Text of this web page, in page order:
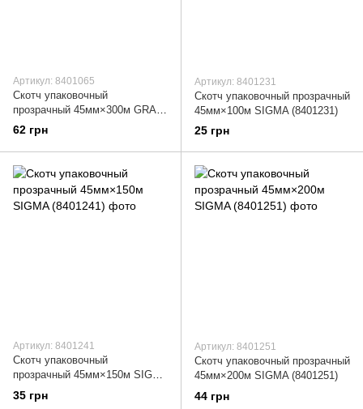
Артикул: 8401065
Скотч упаковочный
прозрачный 45мм×300м GRAD
(8401065)
62 грн
Артикул: 8401231
Скотч упаковочный прозрачный
45мм×100м SIGMA (8401231)
25 грн
Артикул: 8401241
Скотч упаковочный
прозрачный 45мм×150м SIGMA
(8401241)
35 грн
Артикул: 8401251
Скотч упаковочный прозрачный
45мм×200м SIGMA (8401251)
44 грн